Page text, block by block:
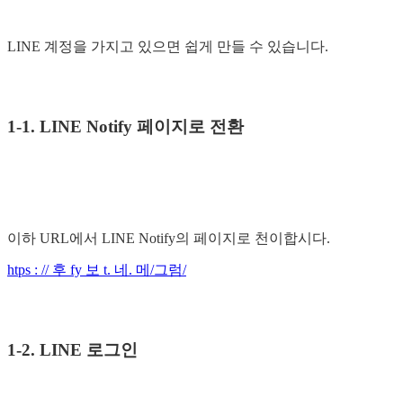
LINE 계정을 가지고 있으면 쉽게 만들 수 있습니다.
1-1. LINE Notify 페이지로 전환
이하 URL에서 LINE Notify의 페이지로 천이합시다.
htps : // 후 fy 보 t. 네. 메/그럼/
1-2. LINE 로그인